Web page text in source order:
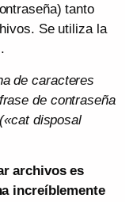
tanto
Se utiliza la
de caracteres
de contraseña
disposal
archivos es
increíblemente